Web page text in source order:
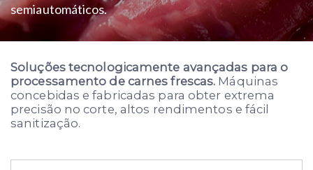
semiautomáticos.
Soluções tecnologicamente avançadas para o
processamento de carnes frescas. Máquinas
concebidas e fabricadas para obter extrema
precisão no corte, altos rendimentos e fácil
sanitização.